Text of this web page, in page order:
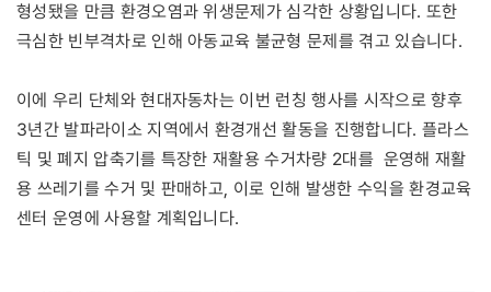
형성됐을 만큼 환경오염과 위생문제가 심각한 상황입니다. 또한
극심한 빈부격차로 인해 아동교육 불균형 문제를 겪고 있습니다.
이에 우리 단체와 현대자동차는 이번 런칭 행사를 시작으로 향후
3년간 발파라이소 지역에서 환경개선 활동을 진행합니다. 플라스
틱 및 폐지 압축기를 특장한 재활용 수거차량 2대를 운영해 재활
용 쓰레기를 수거 및 판매하고, 이로 인해 발생한 수익을 환경교육
센터 운영에 사용할 계획입니다.